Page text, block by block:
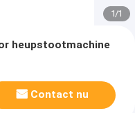
1/1
heupstootmachine
Contact nu